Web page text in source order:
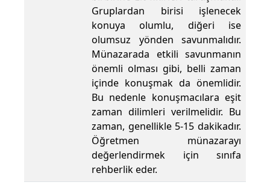
Gruplardan birisi işlenecek
konuya olumlu, diğeri ise
olumsuz yönden savunmalıdır.
Münazarada etkili savunmanın
önemli olması gibi, belli zaman
içinde konuşmak da önemlidir.
Bu nedenle konuşmacılara eşit
zaman dilimleri verilmelidir. Bu
zaman, genellikle 5-15 dakikadır.
Öğretmen münazarayı
değerlendirmek için sınıfa
rehberlik eder.